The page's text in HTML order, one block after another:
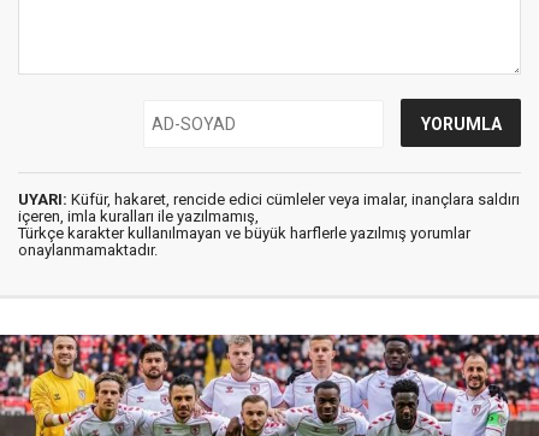
UYARI: Küfür, hakaret, rencide edici cümleler veya imalar, inançlara saldırı
içeren, imla kuralları ile yazılmamış,
Türkçe karakter kullanılmayan ve büyük harflerle yazılmış yorumlar
onaylanmamaktadır.